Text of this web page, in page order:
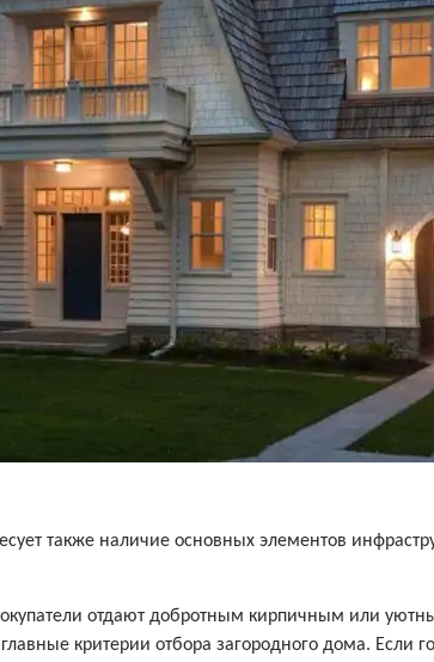
также наличие основных элементов
отдают добротным кирпичным или
критерии отбора загородного дома. Если